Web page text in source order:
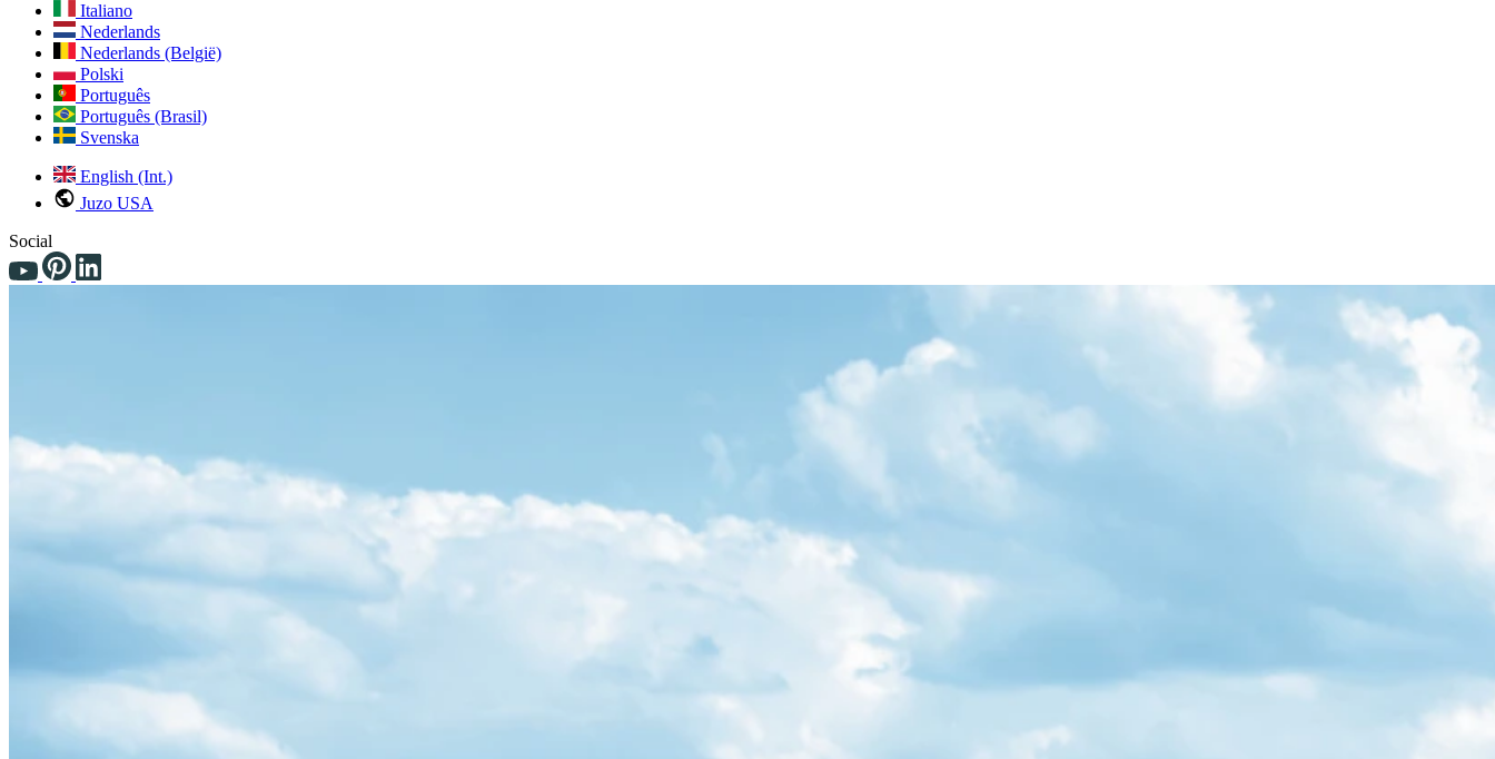
Italiano
Nederlands
Nederlands (België)
Polski
Português
Português (Brasil)
Svenska
English (Int.)
Juzo USA
Social